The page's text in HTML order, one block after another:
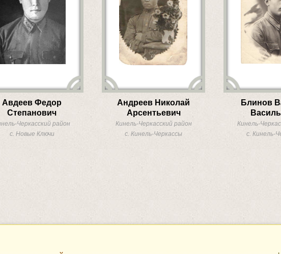
Авдеев Федор
Степанович
Черкасский район
с. Новые Ключи
Андреев Николай
Арсентьевич
Кинель-Черкасский район
с. Кинель-Черкассы
Блинов
Кинель-
с. Кинель-